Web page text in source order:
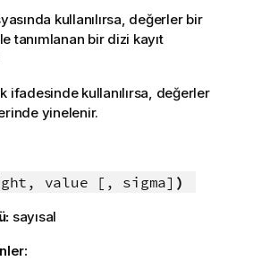
kullanılırsa, değerler bir
tanımlanan bir dizi kayıt
ifadesinde kullanılırsa, değerler
yinelenir.
value [, sigma] )
sayısal